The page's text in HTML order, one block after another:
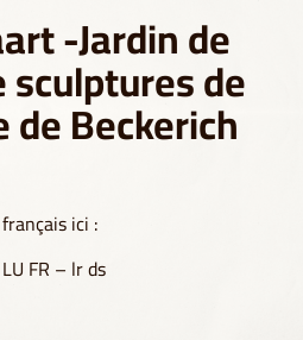
-Jardin de
de
de Beckerich
ici :
FR – lr ds